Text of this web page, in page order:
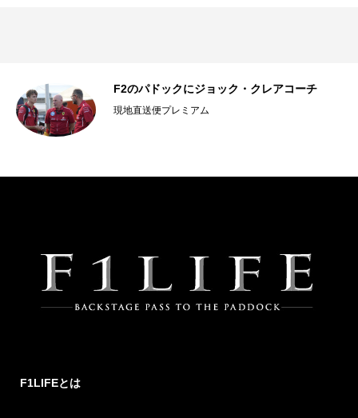
F2のパドックにジョック・クレアコーチ
現地直送便プレミアム
F1LIFEとは